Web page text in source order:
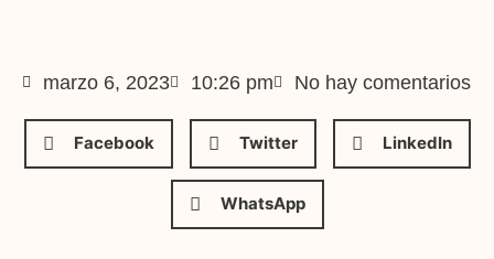
marzo 6, 2023 10:26 pm No hay comentarios
Facebook Twitter LinkedIn
WhatsApp